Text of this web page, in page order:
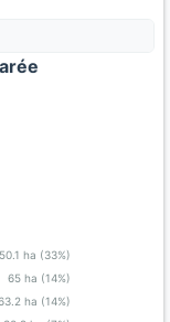
ha (33%)
65 ha (14%)
ha (14%)